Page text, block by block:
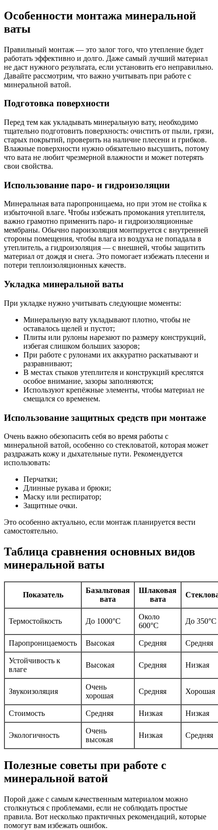
Особенности монтажа минеральной
ваты
Правильный монтаж — это залог того, что утепление будет
работать эффективно и долго. Даже самый лучший материал
не даст нужного результата, если установить его неправильно.
Давайте рассмотрим, что важно учитывать при работе с
минеральной ватой.
Подготовка поверхности
Перед тем как укладывать минеральную вату, необходимо
тщательно подготовить поверхность: очистить от пыли, грязи,
старых покрытий, проверить на наличие плесени и грибков.
Влажные поверхности нужно обязательно высушить, потому
что вата не любит чрезмерной влажности и может потерять
свои свойства.
Использование паро- и гидроизоляции
Минеральная вата паропроницаема, но при этом не стойка к
избыточной влаге. Чтобы избежать промокания утеплителя,
важно грамотно применить паро- и гидроизоляционные
мембраны. Обычно пароизоляция монтируется с внутренней
стороны помещения, чтобы влага из воздуха не попадала в
утеплитель, а гидроизоляция — с внешней, чтобы защитить
материал от дождя и снега. Это помогает избежать плесени и
потери теплоизоляционных качеств.
Укладка минеральной ваты
При укладке нужно учитывать следующие моменты:
Минеральную вату укладывают плотно, чтобы не
оставалось щелей и пустот;
Плиты или рулоны нарезают по размеру конструкций,
избегая слишком больших зазоров;
При работе с рулонами их аккуратно раскатывают и
разравнивают;
В местах стыков утеплителя и конструкций креслятся
особое внимание, зазоры заполняются;
Используют крепёжные элементы, чтобы материал не
смещался со временем.
Использование защитных средств при монтаже
Очень важно обезопасить себя во время работы с
минеральной ватой, особенно со стекловатой, которая может
раздражать кожу и дыхательные пути. Рекомендуется
использовать:
Перчатки;
Длинные рукава и брюки;
Маску или респиратор;
Защитные очки.
Это особенно актуально, если монтаж планируется вести
самостоятельно.
Таблица сравнения основных видов
минеральной ваты
Показатель
Базальтовая
вата
Шлаковая
вата
Термостойкость До 1000°C
Около
600°C
До 350°C
Паропроницаемость Высокая Средняя Средняя
Устойчивость к
влаге
Высокая Средняя Низкая
Звукоизоляция
Очень
хорошая
Средняя Хорошая
Стоимость Средняя Низкая Низкая
Экологичность
Очень
высокая
Низкая Средняя
Полезные советы при работе с
минеральной ватой
Порой даже с самым качественным материалом можно
столкнуться с проблемами, если не соблюдать простые
правила. Вот несколько практичных рекомендаций, которые
помогут вам избежать ошибок.